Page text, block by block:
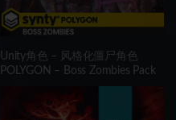
Unity角色 – 风格化僵尸角色
POLYGON – Boss Zombies Pack